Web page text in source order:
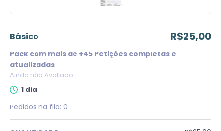
básico R$25,00
Pack com mais de +45 Petições completas e
atualizadas
Ainda não Avaliado
1 dia
Pedidos na fila: 0